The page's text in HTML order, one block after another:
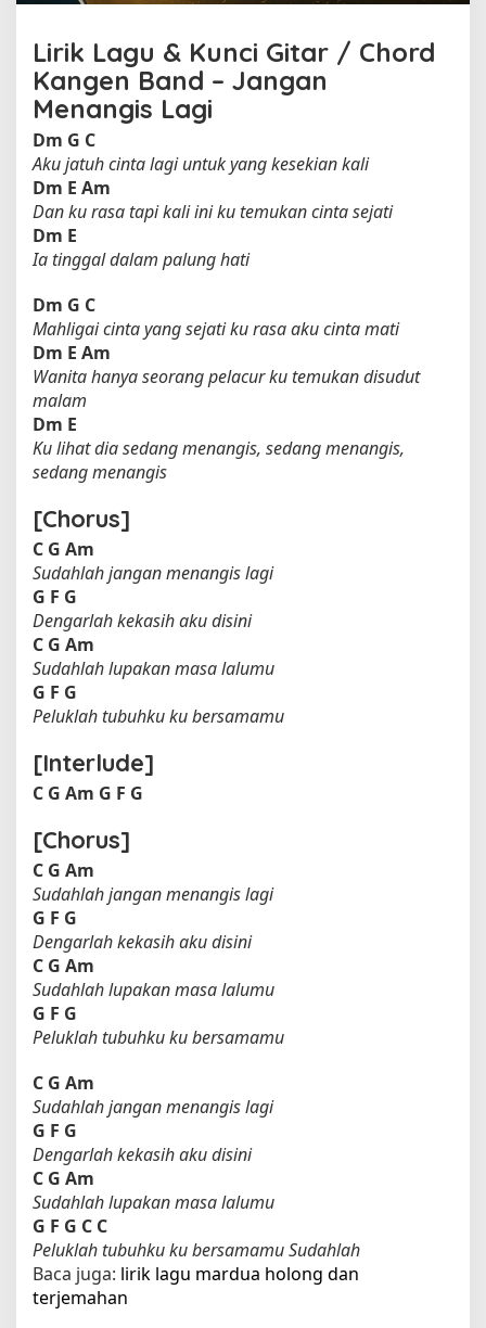
Lirik Lagu & Kunci Gitar / Chord
Kangen Band – Jangan
Menangis Lagi
Dm G C
Aku jatuh cinta lagi untuk yang kesekian kali
Dm E Am
Dan ku rasa tapi kali ini ku temukan cinta sejati
Dm E
Ia tinggal dalam palung hati
Dm G C
Mahligai cinta yang sejati ku rasa aku cinta mati
Dm E Am
Wanita hanya seorang pelacur ku temukan disudut
malam
Dm E
Ku lihat dia sedang menangis, sedang menangis,
sedang menangis
[Chorus]
C G Am
Sudahlah jangan menangis lagi
G F G
Dengarlah kekasih aku disini
C G Am
Sudahlah lupakan masa lalumu
G F G
Peluklah tubuhku ku bersamamu
[Interlude]
C G Am G F G
[Chorus]
C G Am
Sudahlah jangan menangis lagi
G F G
Dengarlah kekasih aku disini
C G Am
Sudahlah lupakan masa lalumu
G F G
Peluklah tubuhku ku bersamamu
C G Am
Sudahlah jangan menangis lagi
G F G
Dengarlah kekasih aku disini
C G Am
Sudahlah lupakan masa lalumu
G F G C C
Peluklah tubuhku ku bersamamu Sudahlah
Baca juga: lirik lagu mardua holong dan
terjemahan​